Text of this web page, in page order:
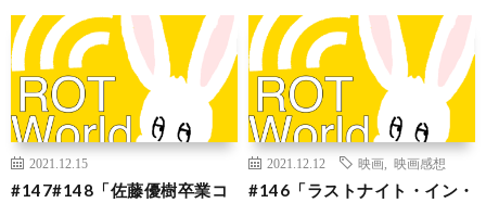
2021.12.15
#147#148「佐藤優樹卒業コ
2021.12.12 映画 映画感想
#146「ラストナイト・イン・